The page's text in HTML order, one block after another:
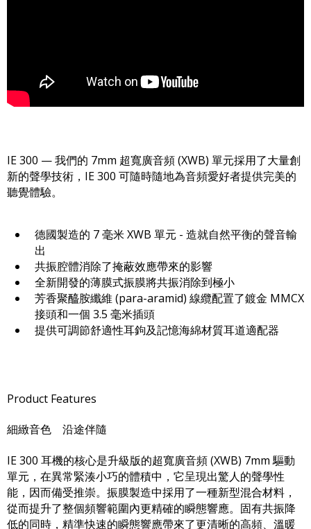
IE 300 — 我們的 7mm 超寬廣音頻 (XWB) 單元採用了大量創
新的聲學技術，IE 300 可隨時隨地為音頻愛好者提供完美的
聽覺體驗。
德國製造的 7 毫米 XWB 單元 - 造就自然平衡的聲音輸
出
共振腔體消除了掩蔽效應帶來的影響
全新開發的薄膜式振膜將共振消除到極小
芳香聚醯胺纖維 (para-aramid) 線纜配置了鍍金 MMCX
接頭和一個 3.5 毫米插頭
提供可調節舒適性耳鉤及記憶海綿材質耳道適配器
Product Features
細緻音色 沿途伴隨
IE 300 耳機的核心是升級版的超寬廣音頻 (XWB) 7mm 驅動
單元，在異常緊湊小巧的體積中，它呈現出驚人的聲學性
能，因而備受推崇。振膜製造中採用了一種新型混合材料，
從而提升了整個頻響範圍內更精確的瞬態響應。固有共振降
低的同時，精準快速的瞬態響應帶來了更清晰的高頻、溫暖